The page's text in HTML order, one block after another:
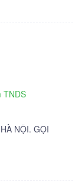
TNDS
NỘI. GỌI